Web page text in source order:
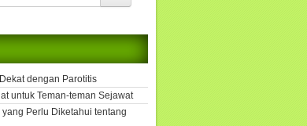
Lebih Dekat dengan Parotitis
dengan Parotitis
untuk Teman-teman Sejawat
Perlu Diketahui tentang